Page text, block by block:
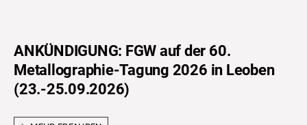
ANKÜNDIGUNG: FGW auf der 60.
Metallographie-Tagung 2026 in Leoben
(23.-25.09.2026)